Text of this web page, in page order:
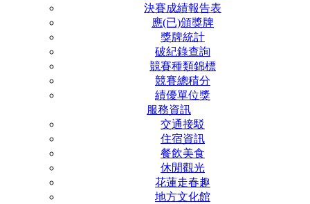
決賽成績報告表
應(已)頒獎牌
獎牌統計
破紀錄查詢
競賽種類錦標
競賽總積分
績優單位獎
服務資訊
交通接駁
住宿資訊
餐飲美食
休閒觀光
花蓮走春趣
地方文化館